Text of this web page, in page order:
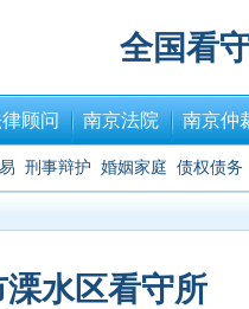
全国看
顾问 南京法院 南京仲
刑事辩护 婚姻家庭 债权债务
水区看守所